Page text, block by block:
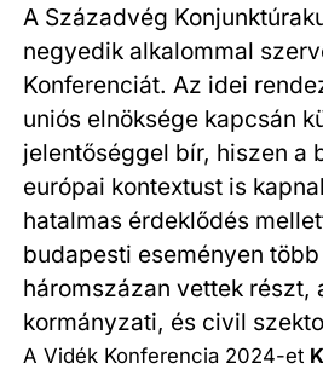
A Századvég
negyedik alkalommal
Konferenciát. Az idei
uniós elnöksége kapcsán
jelentőséggel bír, hiszen a
európai kontextust is
hatalmas érdeklődés
budapesti eseményen
háromszázan vettek részt,
kormányzati, és civil
A Vidék Konferencia 2024-et